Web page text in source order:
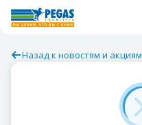
Назад к новостям и акциям